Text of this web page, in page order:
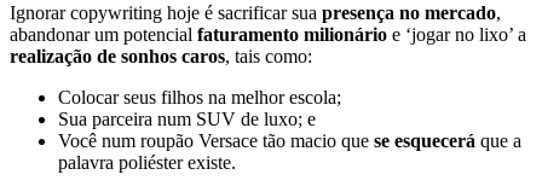
Ignorar copywriting hoje é sacrificar sua presença no mercado,
abandonar um potencial faturamento milionário e ‘jogar no lixo’ a
realização de sonhos caros, tais como:
Colocar seus filhos na melhor escola;
Sua parceira num SUV de luxo; e
Você num roupão Versace tão macio que se esquecerá que a
palavra poliéster existe.